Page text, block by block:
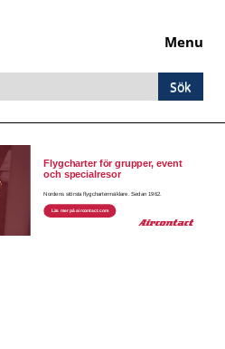
Menu